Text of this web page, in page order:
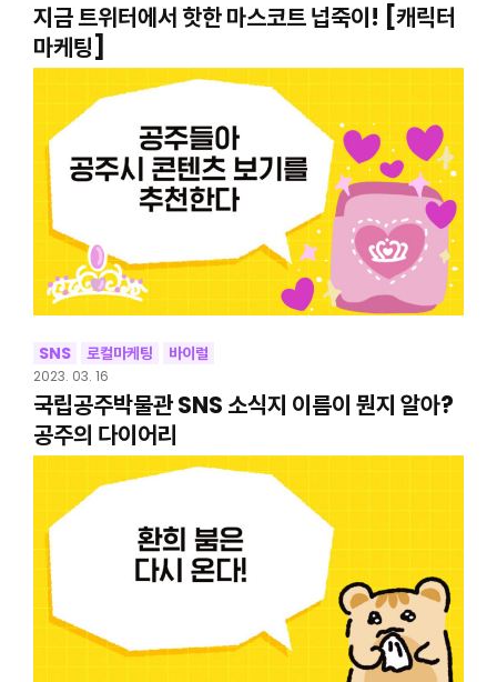
지금 트위터에서 핫한 마스코트 넙죽이! [캐릭터
마케팅]
SNS 로컬마케팅 바이럴
2023. 03. 16
국립공주박물관 SNS 소식지 이름이 뭔지 알아?
공주의 다이어리